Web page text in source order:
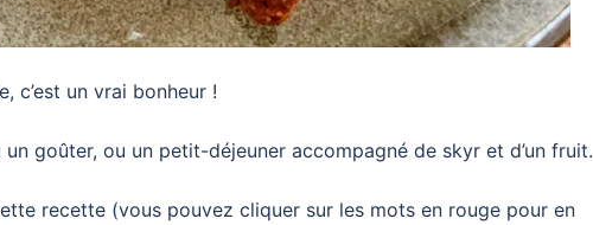
c’est un vrai bonheur !
goûter, ou un petit-déjeuner accompagné de skyr et d’un fruit.
recette (vous pouvez cliquer sur les mots en rouge pour en